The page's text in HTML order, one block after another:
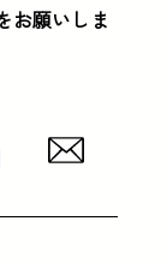
お願いしま